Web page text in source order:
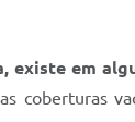
existe em
coberturas